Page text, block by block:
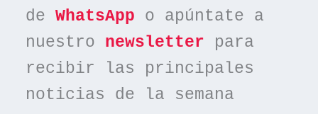
de WhatsApp o apúntate a
nuestro newsletter para
recibir las principales
noticias de la semana